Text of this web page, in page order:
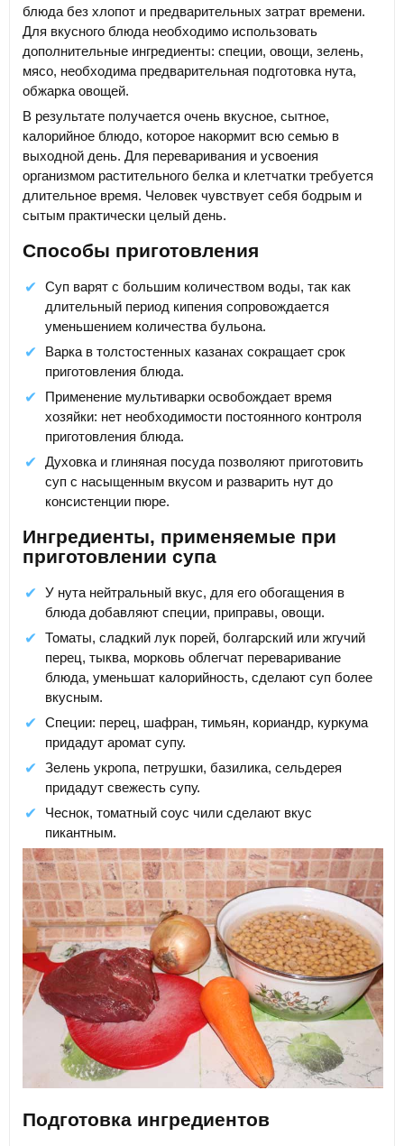
блюда без хлопот и предварительных затрат времени.
Для вкусного блюда необходимо использовать
дополнительные ингредиенты: специи, овощи, зелень,
мясо, необходима предварительная подготовка нута,
обжарка овощей.
В результате получается очень вкусное, сытное,
калорийное блюдо, которое накормит всю семью в
выходной день. Для переваривания и усвоения
организмом растительного белка и клетчатки требуется
длительное время. Человек чувствует себя бодрым и
сытым практически целый день.
Способы приготовления
Суп варят с большим количеством воды, так как
длительный период кипения сопровождается
уменьшением количества бульона.
Варка в толстостенных казанах сокращает срок
приготовления блюда.
Применение мультиварки освобождает время
хозяйки: нет необходимости постоянного контроля
приготовления блюда.
Духовка и глиняная посуда позволяют приготовить
суп с насыщенным вкусом и разварить нут до
консистенции пюре.
Ингредиенты, применяемые при
приготовлении супа
У нута нейтральный вкус, для его обогащения в
блюда добавляют специи, приправы, овощи.
Томаты, сладкий лук порей, болгарский или жгучий
перец, тыква, морковь облегчат переваривание
блюда, уменьшат калорийность, сделают суп более
вкусным.
Специи: перец, шафран, тимьян, кориандр, куркума
придадут аромат супу.
Зелень укропа, петрушки, базилика, сельдерея
придадут свежесть супу.
Чеснок, томатный соус чили сделают вкус
пикантным.
Подготовка ингредиентов